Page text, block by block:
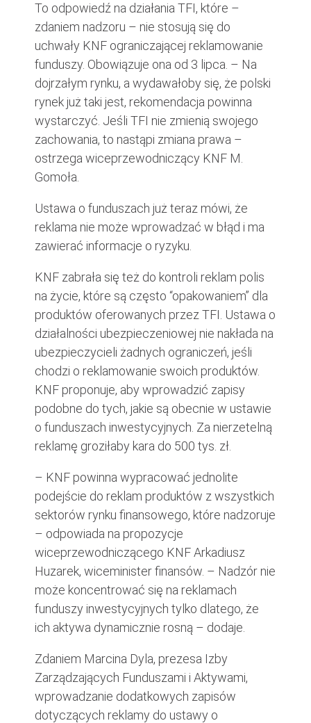
To odpowiedź na działania TFI, które –
zdaniem nadzoru – nie stosują się do
uchwały KNF ograniczającej reklamowanie
funduszy. Obowiązuje ona od 3 lipca. – Na
dojrzałym rynku, a wydawałoby się, że polski
rynek już taki jest, rekomendacja powinna
wystarczyć. Jeśli TFI nie zmienią swojego
zachowania, to nastąpi zmiana prawa –
ostrzega wiceprzewodniczący KNF M.
Gomoła.
Ustawa o funduszach już teraz mówi, że
reklama nie może wprowadzać w błąd i ma
zawierać informacje o ryzyku.
KNF zabrała się też do kontroli reklam polis
na życie, które są często “opakowaniem” dla
produktów oferowanych przez TFI. Ustawa o
działalności ubezpieczeniowej nie nakłada na
ubezpieczycieli żadnych ograniczeń, jeśli
chodzi o reklamowanie swoich produktów.
KNF proponuje, aby wprowadzić zapisy
podobne do tych, jakie są obecnie w ustawie
o funduszach inwestycyjnych. Za nierzetelną
reklamę groziłaby kara do 500 tys. zł.
– KNF powinna wypracować jednolite
podejście do reklam produktów z wszystkich
sektorów rynku finansowego, które nadzoruje
– odpowiada na propozycje
wiceprzewodniczącego KNF Arkadiusz
Huzarek, wiceminister finansów. – Nadzór nie
może koncentrować się na reklamach
funduszy inwestycyjnych tylko dlatego, że
ich aktywa dynamicznie rosną – dodaje.
Zdaniem Marcina Dyla, prezesa Izby
Zarządzających Funduszami i Aktywami,
wprowadzanie dodatkowych zapisów
dotyczących reklamy do ustawy o